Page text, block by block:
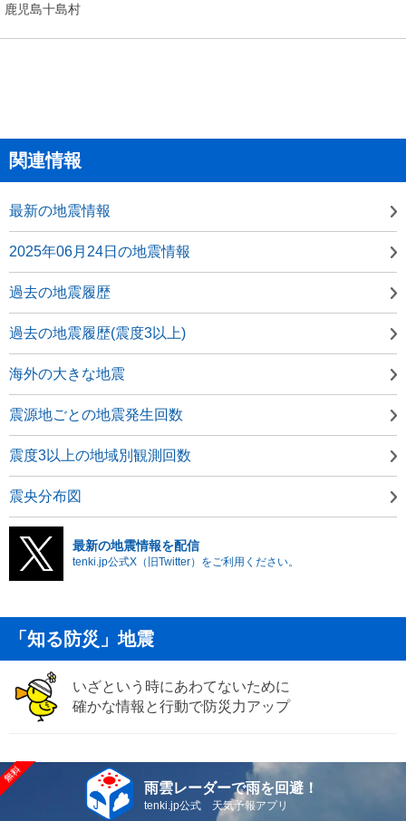
鹿児島十島村
関連情報
最新の地震情報
2025年06月24日の地震情報
過去の地震履歴
過去の地震履歴(震度3以上)
海外の大きな地震
震源地ごとの地震発生回数
震度3以上の地域別観測回数
震央分布図
最新の地震情報を配信
tenki.jp公式X（旧Twitter）をご利用ください。
「知る防災」地震
いざという時にあわてないために
確かな情報と行動で防災力アップ
雨雲レーダーで雨を回避！
tenki.jp公式 天気予報アプリ